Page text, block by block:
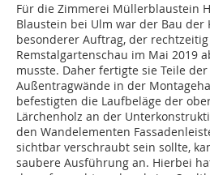
Für die Zimmerei Müllerblaustein
Blaustein bei Ulm war der Bau der
besonderer Auftrag, der
Remstalgartenschau im Mai 2019
musste. Daher fertigte sie Teile
Außentragwände in der
befestigten die Laufbeläge der
Lärchenholz an der
den Wandelementen
sichtbar verschraubt sein sollte,
saubere Ausführung an. Hierbei